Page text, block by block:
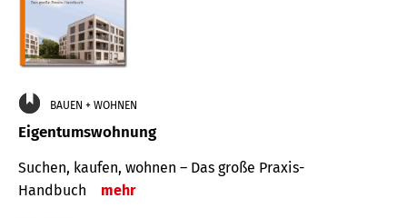
BAUEN + WOHNEN
Eigentumswohnung
Suchen, kaufen, wohnen – Das große Praxis-
Handbuch
mehr